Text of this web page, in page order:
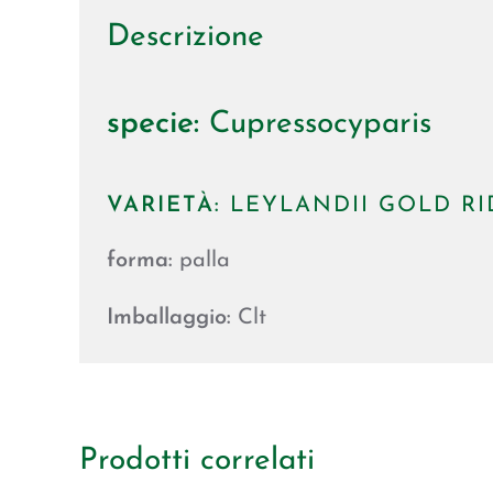
Descrizione
specie: Cupressocyparis
VARIETÀ: LEYLANDII GOLD
forma: palla
Imballaggio: Clt
Prodotti correlati